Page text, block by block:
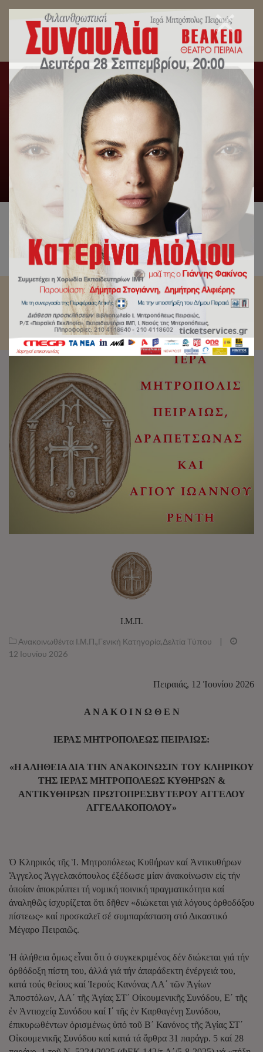
«Η ΑΛΗΘΕΙΑ ΔΙΑ ΤΗΝ ΑΝΑΚΟΙΝΩΣΙΝ ΤΟΥ
ΚΛΗΡΙΚΟΥ ΤΗΣ ΙΕΡΑΣ ΜΗΤΡΟΠΟΛΕΩΣ
ΚΥΘΗΡΩΝ & ΑΝΤΙΚΥΘΗΡΩΝ
ΠΡΩΤΟΠΡΕΣΒΥΤΕΡΟΥ ΑΓΓΕΛΟΥ
ΑΓΓΕΛΑΚΟΠΟΛΟΥ»
Αρχική Ανακοινωθέντα Ι.Μ.Π. , Γενική Κατηγορία
Τύπου
«Η ΑΛΗΘΕΙΑ ΔΙΑ ΤΗΝ ΑΝΑΚΟΙΝΩΣΙΝ ΤΟΥ
ΚΛΗΡΙΚΟΥ ΤΗΣ ΙΕΡΑΣ ΜΗΤΡΟΠΟΛΕΩΣ ΚΥΘΗΡΩΝ &
ΑΝΤΙΚΥΘΗΡΩΝ ΠΡΩΤΟΠΡΕΣΒΥΤΕΡΟΥ ΑΓΓΕΛΟΥ
ΑΓΓΕΛΑΚΟΠΟΛΟΥ»
Ι.Μ.Π.
Ανακοινωθέντα Ι.Μ.Π.,Γενική Κατηγορία,Δελτία Τύπου
|
12 Ιουνίου 2026
Πειραιάς, 12 Ἰουνίου 2026
Α Ν Α Κ Ο Ι Ν Ω Θ Ε Ν
ΙΕΡΑΣ ΜΗΤΡΟΠΟΛΕΩΣ ΠΕΙΡΑΙΩΣ:
«Η ΑΛΗΘΕΙΑ ΔΙΑ ΤΗΝ ΑΝΑΚΟΙΝΩΣΙΝ ΤΟΥ ΚΛΗΡΙΚΟΥ
ΤΗΣ ΙΕΡΑΣ ΜΗΤΡΟΠΟΛΕΩΣ ΚΥΘΗΡΩΝ &
ΑΝΤΙΚΥΘΗΡΩΝ ΠΡΩΤΟΠΡΕΣΒΥΤΕΡΟΥ ΑΓΓΕΛΟΥ
ΑΓΓΕΛΑΚΟΠΟΛΟΥ»
Ὁ Κληρικός τῆς Ἱ. Μητροπόλεως Κυθήρων καί Ἀντικυθήρων
Ἄγγελος Ἀγγελακόπουλος ἐξέδωσε μίαν ἀνακοίνωσιν εἰς τήν
ὁποίαν ἀποκρύπτει τή νομική ποινική πραγματικότητα καί
ἀναληθῶς ἰσχυρίζεται ὅτι δῆθεν «διώκεται γιά λόγους ὀρθοδόξου
πίστεως» καί προσκαλεῖ σέ συμπαράσταση στό Δικαστικό
Μέγαρο Πειραιῶς.
Ἡ ἀλήθεια ὅμως εἶναι ὅτι ὁ συγκεκριμένος δέν διώκεται γιά τήν
ὀρθόδοξη πίστη του, ἀλλά γιά τήν ἀπαράδεκτη ἐνέργειά του,
κατά τούς θείους καί Ἱερούς Κανόνας ΛΑ΄ τῶν Ἁγίων
Ἀποστόλων, ΛΑ΄ τῆς Ἁγίας ΣΤ΄ Οἰκουμενικῆς Συνόδου, Ε΄ τῆς
ἐν Ἀντιοχείᾳ Συνόδου καί Ι΄ τῆς ἐν Καρθαγένῃ Συνόδου,
ἐπικυρωθέντων ὁρισμένως ὑπό τοῦ Β΄ Κανόνος τῆς Ἁγίας ΣΤ΄
Οἰκουμενικῆς Συνόδου καί κατά τά ἄρθρα 31 παράγρ. 5 καί 28